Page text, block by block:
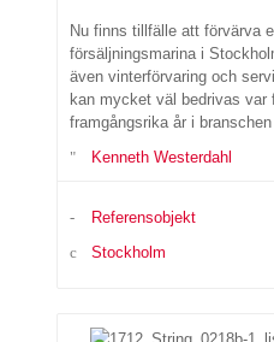
Nu finns tillfälle att förvärva
försäljningsmarina i
även vinterförvaring och
kan mycket väl bedrivas var
framgångsrika år i
Kenneth Westerdahl
Referensobjekt
Stockholm